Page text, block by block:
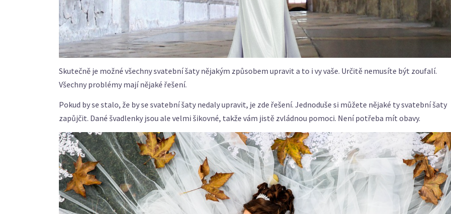
Skutečně je možné všechny svatební šaty nějakým způsobem upravit a to i vy vaše. Určitě nemusíte být zoufalí.
Všechny problémy mají nějaké řešení.
Pokud by se stalo, že by se svatební šaty nedaly upravit, je zde řešení. Jednoduše si můžete nějaké ty svatební šaty
zapůjčit. Dané švadlenky jsou ale velmi šikovné, takže vám jistě zvládnou pomoci. Není potřeba mít obavy.